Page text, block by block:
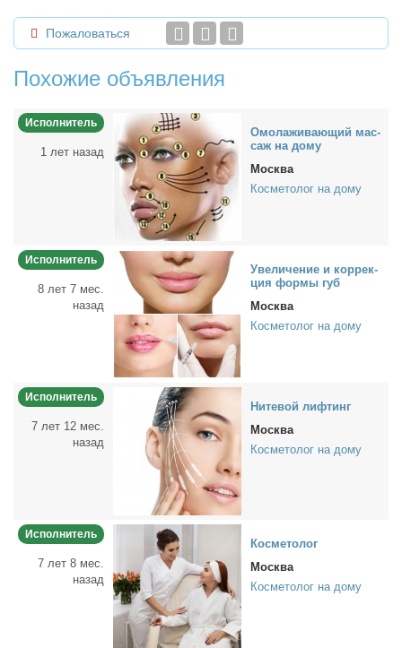
Пожаловаться
Похожие объявления
Исполнитель
1 лет назад
Омо­ла­жи­ва­ю­щий мас­
саж на до­му
Москва
Косметолог на дому
Исполнитель
8 лет 7 мес.
назад
Уве­ли­че­ние и кор­рек­
ция фор­мы губ
Москва
Косметолог на дому
Исполнитель
7 лет 12 мес.
назад
Ни­те­вой лиф­тинг
Москва
Косметолог на дому
Исполнитель
7 лет 8 мес.
назад
Кос­ме­то­лог
Москва
Косметолог на дому